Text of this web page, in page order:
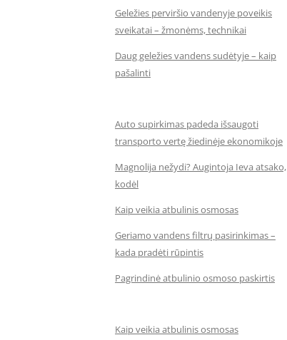
Geležies perviršio vandenyje poveikis
sveikatai – žmonėms, technikai
Daug geležies vandens sudėtyje – kaip
pašalinti
Auto supirkimas padeda išsaugoti
transporto vertę žiedinėje ekonomikoje
Magnolija nežydi? Augintoja Ieva atsako,
kodėl
Kaip veikia atbulinis osmosas
Geriamo vandens filtrų pasirinkimas –
kada pradėti rūpintis
Pagrindinė atbulinio osmoso paskirtis
Kaip veikia atbulinis osmosas